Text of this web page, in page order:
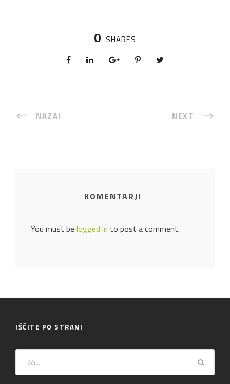
0 SHARES
NAZAJ NEXT
KOMENTARJI
You must be logged in to post a comment.
IŠČITE PO STRANI